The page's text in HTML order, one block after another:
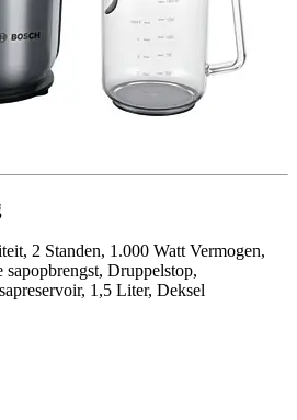
2 Standen, 1.000 Watt Vermogen,
Druppelstop,
1,5 Liter, Deksel